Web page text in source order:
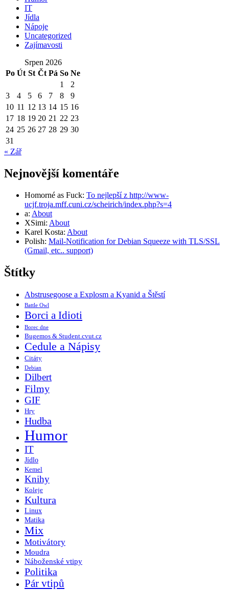
IT
Jídla
Nápoje
Uncategorized
Zajímavosti
Srpen 2026
Po Út St Čt Pá So Ne
1
2
3
4 5 6 7 8
9
10 11 12 13 14 15 16
17 18 19 20 21 22 23
24 25 26 27 28 29 30
31
« Zář
Nejnovější komentáře
Homorné as Fuck: To nejlepší z http://www-
ucjf.troja.mff.cuni.cz/scheirich/index.php?s=4
a: About
XSimi: About
Karel Kosta: About
Polish: Mail-Notification for Debian Squeeze with TLS/SSL
(Gmail, etc.. support)
Štítky
Abstrusegoose a Explosm a Kyanid a Štěstí
Battle Owl
Borci a Idioti
Borec dne
Bugemos & Student.cvut.cz
Cedule a Nápisy
Citáty
Debian
Dilbert
Filmy
GIF
Hry
Hudba
Humor
IT
Jídlo
Kemel
Knihy
Koleje
Kultura
Linux
Matika
Mix
Motivátory
Moudra
Náboženské vtipy
Politika
Pár vtipů